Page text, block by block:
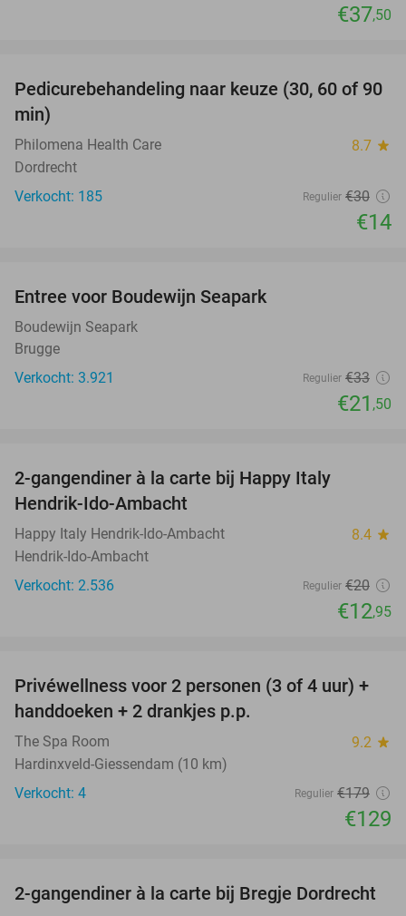
€37,50
53%
Pedicurebehandeling naar keuze (30, 60 of 90
min)
Philomena Health Care 8.7 star
Dordrecht
Verkocht: 185
Regulier €30
€14
Entree voor Boudewijn Seapark
Boudewijn Seapark
Brugge
Verkocht: 3.921
Regulier €33
€21 ,50
2-gangendiner à la carte bij Happy Italy
Hendrik-Ido-Ambacht
Happy Italy Hendrik-Ido-Ambacht 8.4 star
Hendrik-Ido-Ambacht
Verkocht: 2.536
Regulier €20
€12,95
28%
Privéwellness voor 2 personen (3 of 4 uur) +
handdoeken + 2 drankjes p.p.
The Spa Room 9.2 star
Hardinxveld-Giessendam (10 km)
Verkocht: 4
Regulier €179
€129
12%
2-gangendiner à la carte bij Bregje Dordrecht